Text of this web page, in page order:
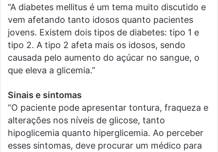
“A diabetes mellitus é um tema muito discutido e
vem afetando tanto idosos quanto pacientes
jovens. Existem dois tipos de diabetes: tipo 1 e
tipo 2. A tipo 2 afeta mais os idosos, sendo
causada pelo aumento do açúcar no sangue, o
que eleva a glicemia.”
Sinais e sintomas
“O paciente pode apresentar tontura, fraqueza e
alterações nos níveis de glicose, tanto
hipoglicemia quanto hiperglicemia. Ao perceber
esses sintomas, deve procurar um médico para